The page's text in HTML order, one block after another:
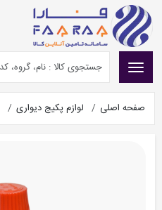
صفحه اصلی لوازم پکیج دیواری